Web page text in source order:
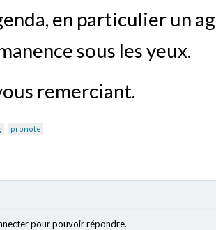
en particulier un
sous les yeux.
remerciant.
pronote
pour pouvoir répondre.